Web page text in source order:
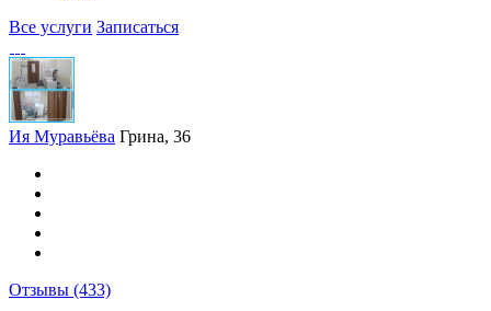
Все услуги Записаться
Ия Муравьёва Грина, 36
Отзывы (433)